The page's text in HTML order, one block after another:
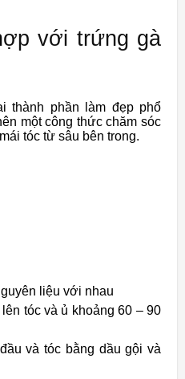
với trứng gà
thành phần làm đẹp phổ
một công thức chăm sóc
tóc từ sâu bên trong.
liệu với nhau
tóc và ủ khoảng 60 – 90
và tóc bằng dầu gội và